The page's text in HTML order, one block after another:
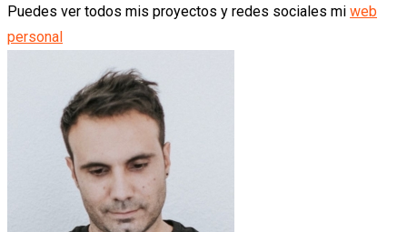
Puedes ver todos mis proyectos y redes sociales mi web
personal